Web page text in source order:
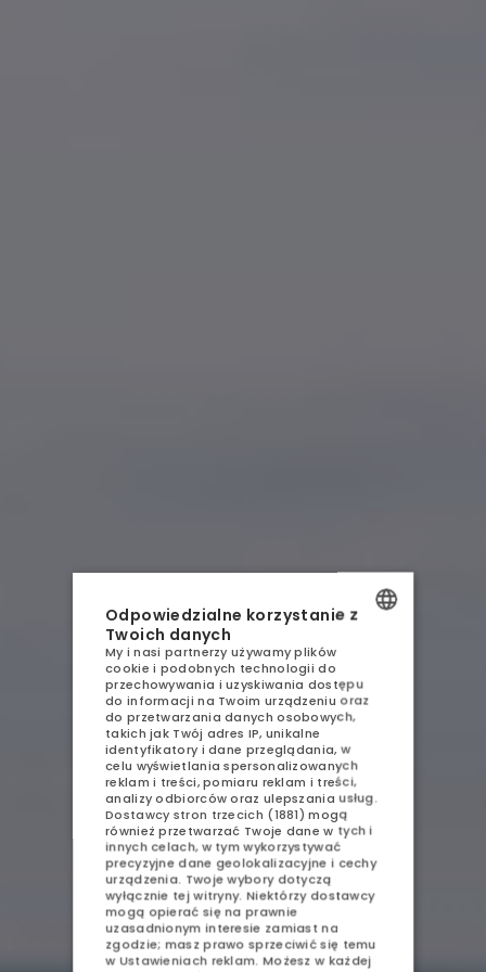
NOCLEGI
GASTRONOMIA
AQUAPARK
SPA
ATRAKCJE
GALERIA
KONTAKT
SPRZEDAŻ APARTAMENTÓW
POLISH
ENGLISH
GERMAN
CZECH
Odpowiedzialne korzystanie z
Twoich danych
My i nasi partnerzy używamy plików
cookie i podobnych technologii do
przechowywania i uzyskiwania dostępu
do informacji na Twoim urządzeniu oraz
do przetwarzania danych osobowych,
takich jak Twój adres IP, unikalne
identyfikatory i dane przeglądania, w
celu wyświetlania spersonalizowanych
reklam i treści, pomiaru reklam i treści,
analizy odbiorców oraz ulepszania usług.
Dostawcy stron trzecich (1881) mogą
również przetwarzać Twoje dane w tych i
innych celach, w tym wykorzystywać
precyzyjne dane geolokalizacyjne i cechy
urządzenia. Twoje wybory dotyczą
wyłącznie tej witryny. Niektórzy dostawcy
mogą opierać się na prawnie
uzasadnionym interesie zamiast na
zgodzie; masz prawo sprzeciwić się temu
wUstawieniach reklam. Możesz w każdej